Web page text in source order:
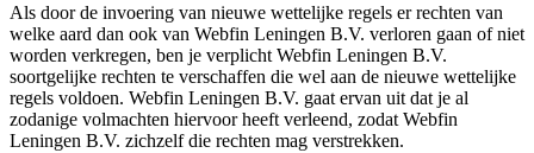
Als door de invoering van nieuwe wettelijke regels er rechten van
welke aard dan ook van Webfin Leningen B.V. verloren gaan of niet
worden verkregen, ben je verplicht Webfin Leningen B.V.
soortgelijke rechten te verschaffen die wel aan de nieuwe wettelijke
regels voldoen. Webfin Leningen B.V. gaat ervan uit dat je al
zodanige volmachten hiervoor heeft verleend, zodat Webfin
Leningen B.V. zichzelf die rechten mag verstrekken.